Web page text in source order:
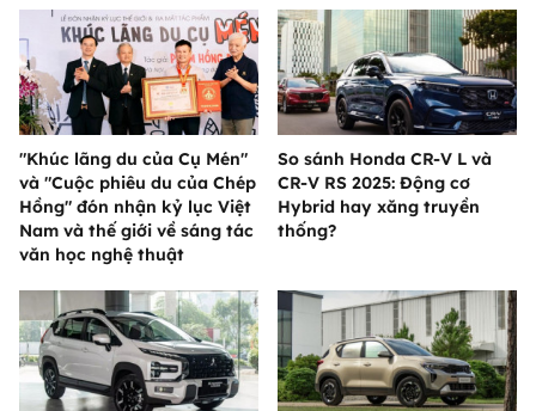
"Khúc lãng du của Cụ Mén"
và "Cuộc phiêu du của Chép
Hồng" đón nhận kỷ lục Việt
Nam và thế giới về sáng tác
văn học nghệ thuật
So sánh Honda CR-V L và
CR-V RS 2025: Động cơ
Hybrid hay xăng truyền
thống?